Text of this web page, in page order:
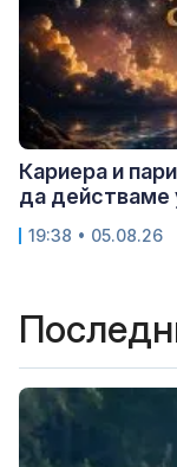
Кариера и
да действаме
19:38 • 05.08.26